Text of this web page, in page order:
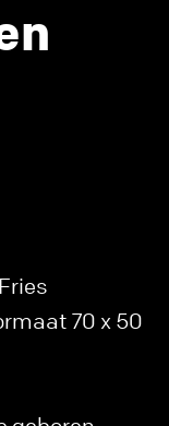
70 x 50